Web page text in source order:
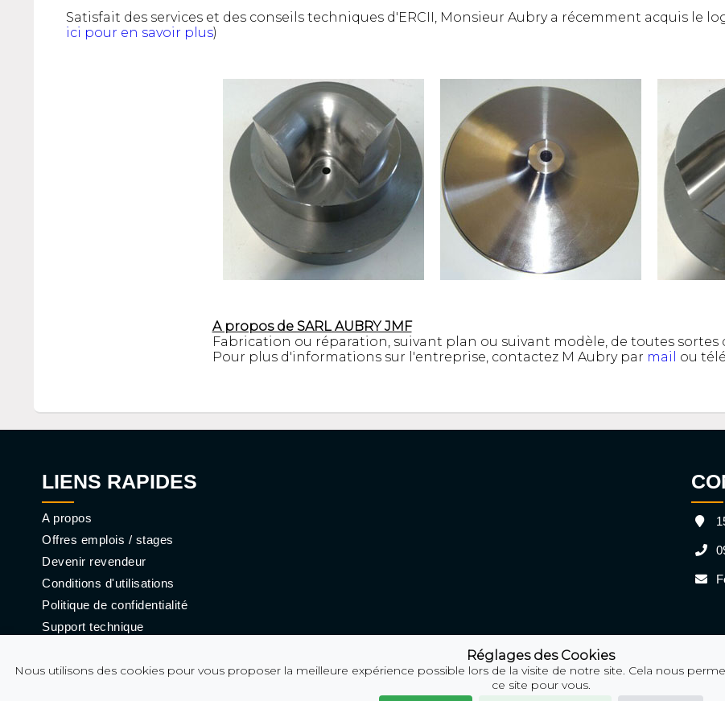
Réglages des Cookies
Nous utilisons des cookies pour vous proposer la meilleure expérience possible lors de la visite de notre site. Cela nous
ce site pour vous.
Satisfait des services et des conseils techniques d'ERCII, Monsieur Aubry a récemment acquis le
ici pour en savoir plus)
A propos de SARL AUBRY JMF
Fabrication ou réparation, suivant plan ou suivant modèle, de toutes sortes
Pour plus d'informations sur l'entreprise, contactez M Aubry par mail ou
LIENS RAPIDES
A propos
Offres emplois / stages
Devenir revendeur
Conditions d'utilisations
Politique de confidentialité
Support technique